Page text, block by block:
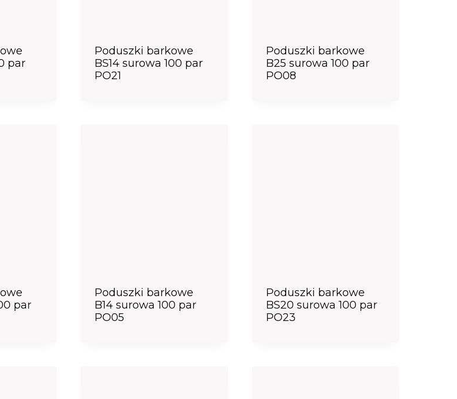
par
Poduszki barkowe
BS14 surowa 100 par
PO21
Poduszki barkowe
B25 surowa 100 par
PO08
par
Poduszki barkowe
B14 surowa 100 par
PO05
Poduszki barkowe
BS20 surowa 100 par
PO23